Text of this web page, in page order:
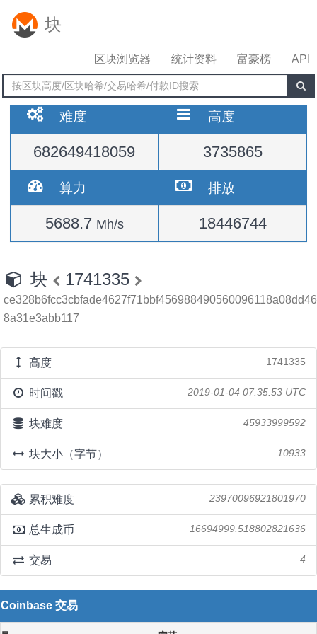
块
区块浏览器 统计资料 富豪榜 API
难度
682649418059
高度
3735865
算力
5688.7 Mh/s
排放
18446744
块 1741335
ce328b6fcc3cbfade4627f71bbf456988490560096118a08dd46
8a31e3abb117
高度 1741335
时间戳 2019-01-04 07:35:53 UTC
块难度 45933999592
块大小（字节） 10933
累积难度 23970096921801970
总生成币 16694999.518802821636
交易 4
Coinbase 交易